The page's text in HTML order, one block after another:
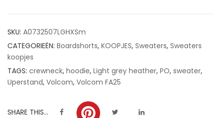
ratings
SKU: A0732507LGHXSm
CATEGORIEËN: Boardshorts, KOOPJES, Sweaters, Sweaters
koopjes
TAGS: crewneck, hoodie, Light grey heather, PO, sweater,
Uperstand, Volcom, Volcom FA25
SHARE THIS...